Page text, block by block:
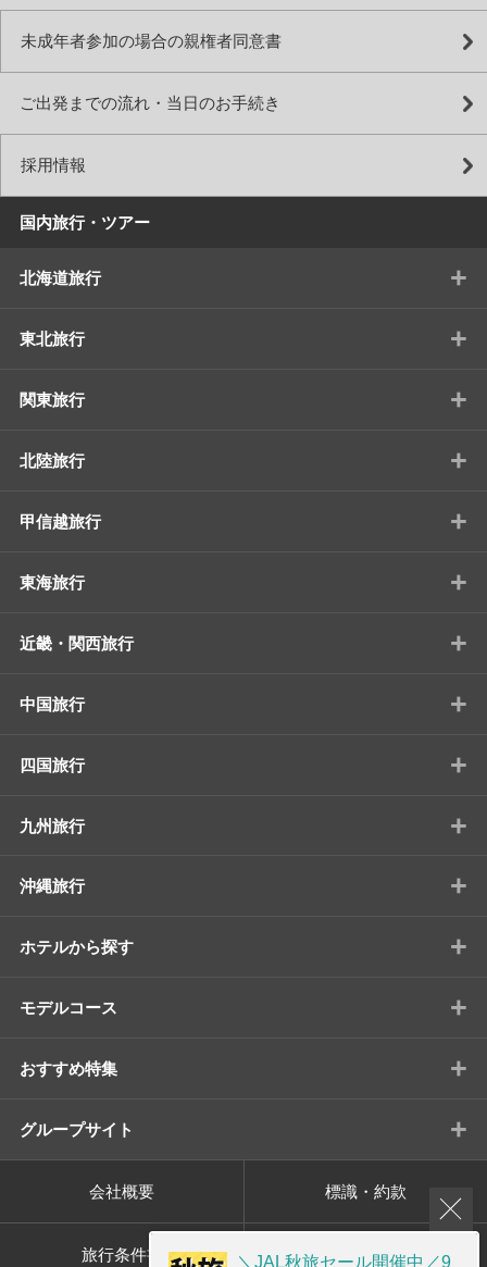
未成年者参加の場合の親権者同意書
ご出発までの流れ・当日のお手続き
採用情報
国内旅行・ツアー
北海道旅行 +
東北旅行 +
関東旅行 +
北陸旅行 +
甲信越旅行 +
東海旅行 +
近畿・関西旅行 +
中国旅行 +
四国旅行 +
九州旅行 +
沖縄旅行 +
ホテルから探す +
モデルコース +
おすすめ特集 +
グループサイト +
会社概要 標識・約款
旅行条件書 プライバシーポリシー
＼JAL秋旅セール開催中／9